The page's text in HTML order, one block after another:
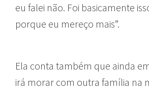
eu falei não. Foi basicamente
porque eu mereço mais”.
Ela conta também que ainda
irá morar com outra família na